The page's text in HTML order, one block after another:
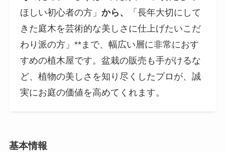
ほしい初心者の方」から、
「長年大切にして
きた庭木を芸術的な美しさに仕上げたいこだ
わり派の方」**まで、幅広い層に非常におす
すめの植木屋です。盆栽の販売も手がけるな
ど、植物の美しさを知り尽くしたプロが、誠
実にお庭の価値を高めてくれます。
基本情報